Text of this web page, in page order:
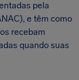
pela
e têm como
recebam
quando suas